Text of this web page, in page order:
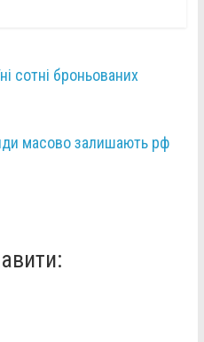
сотні броньованих
масово залишають рф